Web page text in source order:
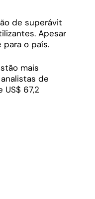
de superávit
Apesar
o país.
mais
de
67,2